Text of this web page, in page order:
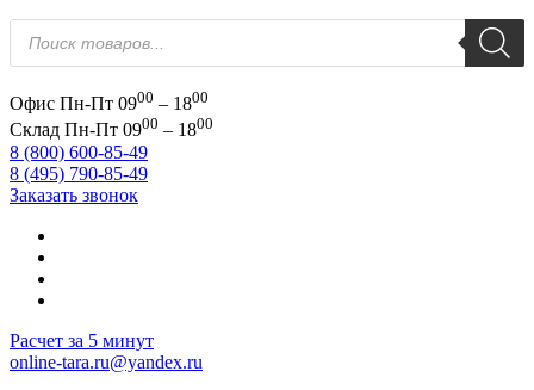
Поиск
товаров
Офис Пн-Пт 0900 – 1800
Склад Пн-Пт 0900 – 1800
8 (800) 600-85-49
8 (495) 790-85-49
Заказать звонок
Расчет за 5 минут
online-tara.ru@yandex.ru